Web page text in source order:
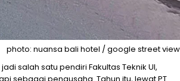
photo: nuansa bali hotel / google street view
salah satu pendiri Fakultas Teknik UI,